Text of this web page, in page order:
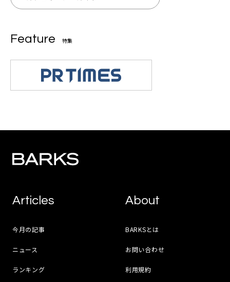
Feature 特集
Articles
今月の記事
ニュース
ランキング
About
BARKSとは
お問い合わせ
利用規約